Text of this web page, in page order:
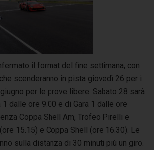
il format del fine settimana, con
scenderanno in pista giovedì 26 per i
per le prove libere. Sabato 28 sarà
dalle ore 9.00 e di Gara 1 dalle ore
Coppa Shell Am, Trofeo Pirelli e
15.15) e Coppa Shell (ore 16.30). Le
sulla distanza di 30 minuti più un giro.